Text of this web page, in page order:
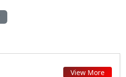
View More